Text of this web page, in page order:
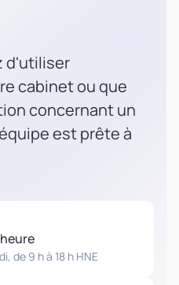
d'utiliser
cabinet ou que
concernant un
est prête à
de 9 h à 18 h HNE